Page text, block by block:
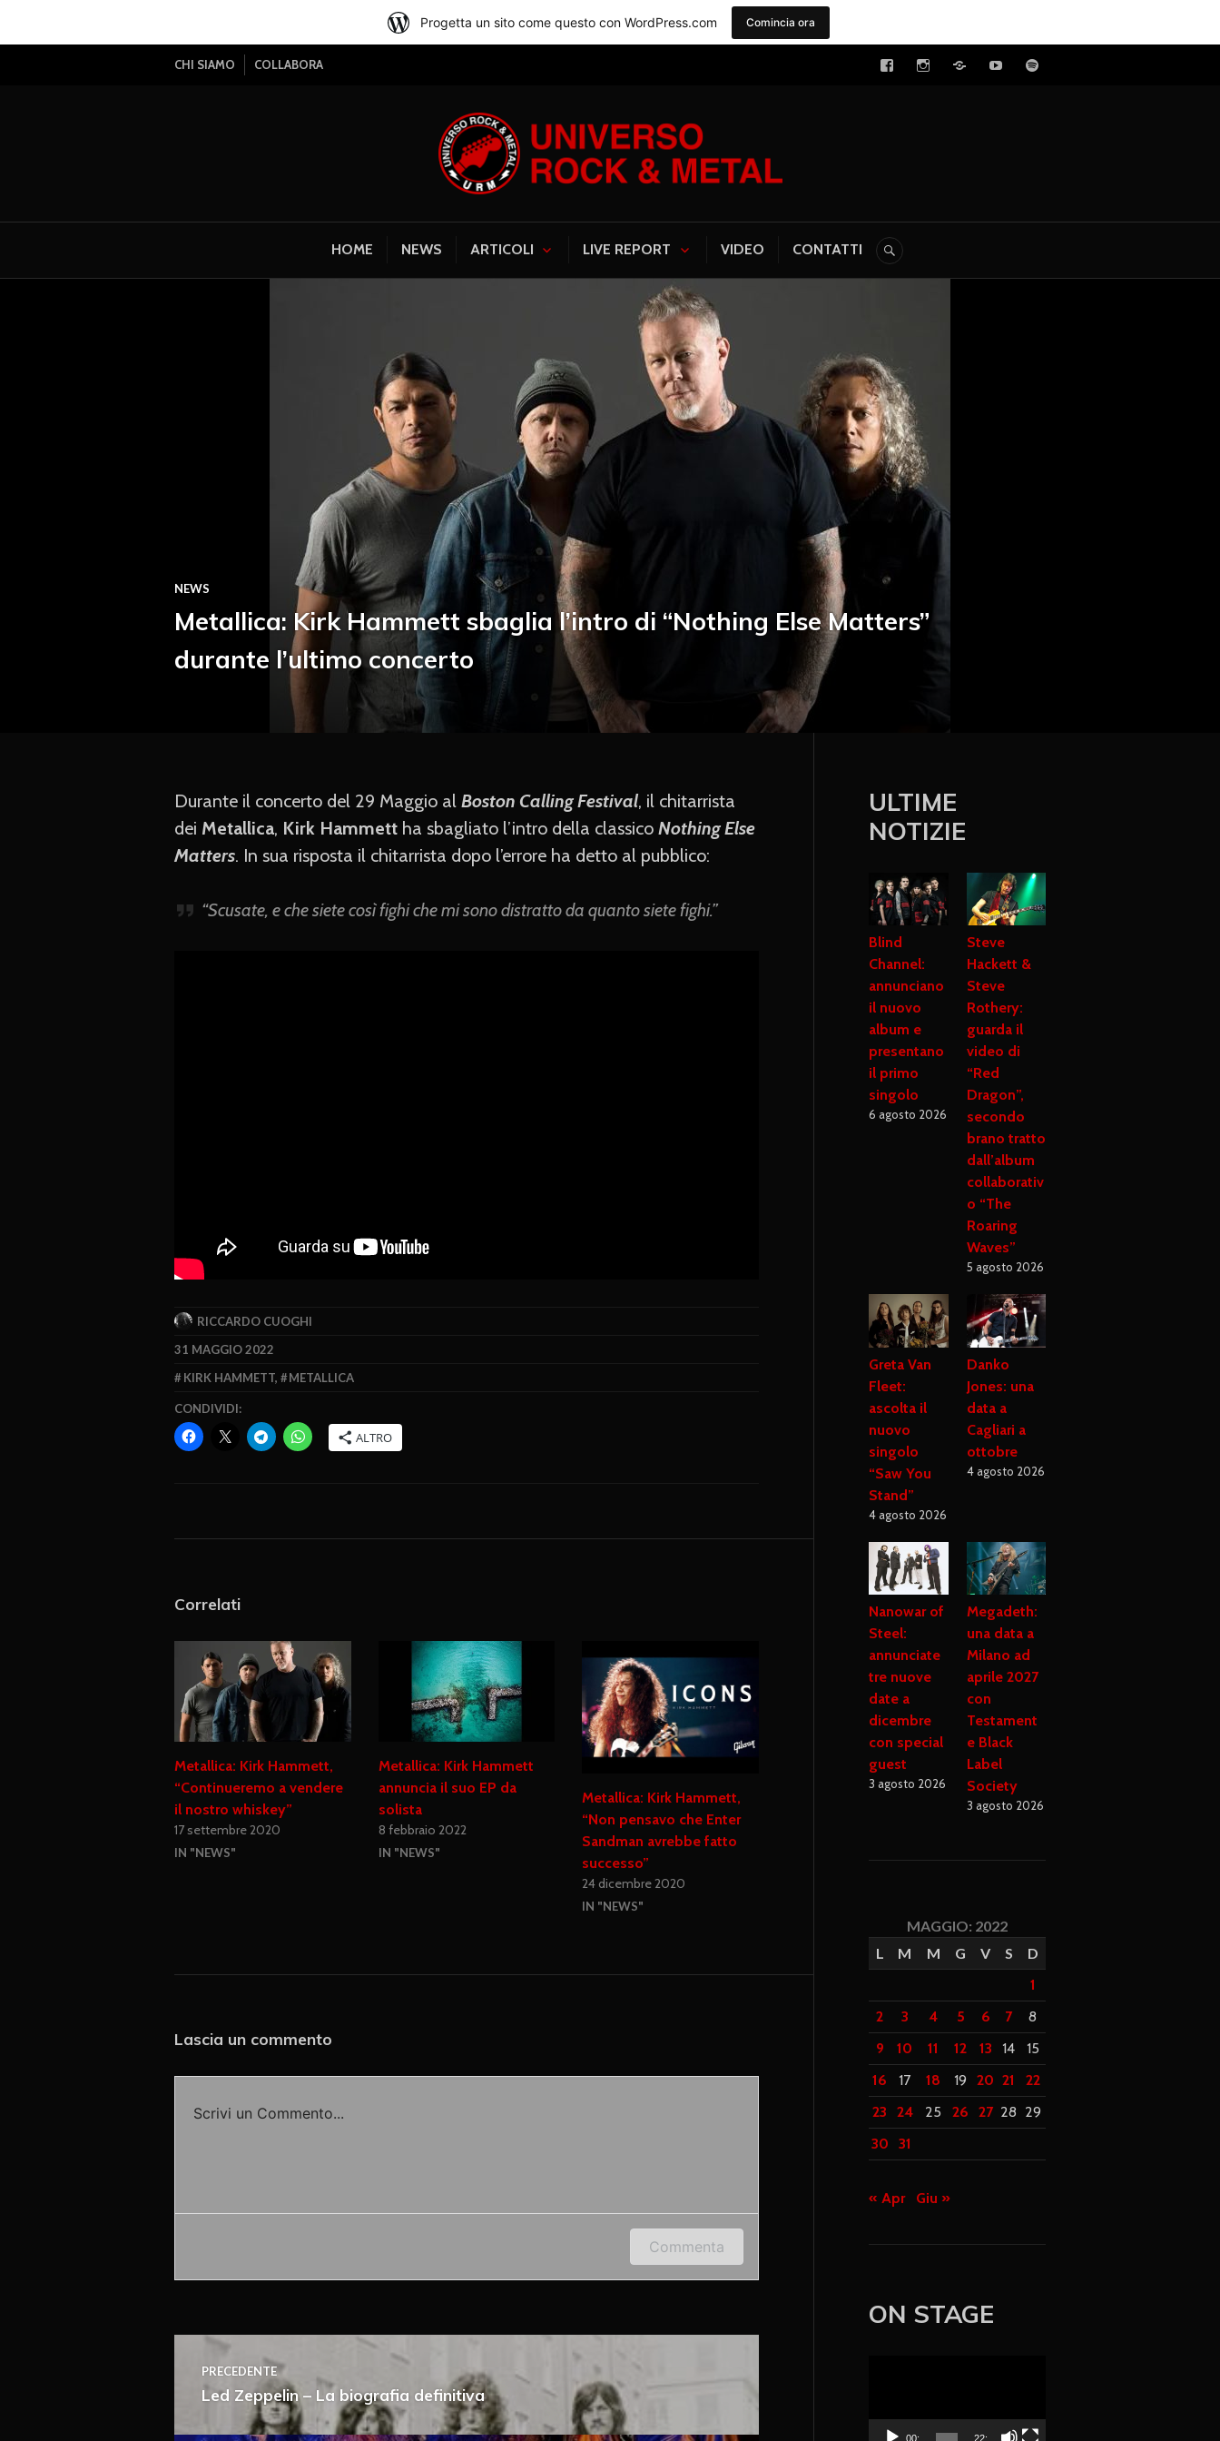
CHI SIAMO COLLABORA
Universo Rock & Metal
HOME NEWS ARTICOLI LIVE REPORT VIDEO CONTATTI
NEWS
Metallica: Kirk Hammett sbaglia l’intro di “Nothing Else Matters”
durante l’ultimo concerto
Durante il concerto del 29 Maggio al Boston Calling Festival, il chitarrista
dei Metallica, Kirk Hammett ha sbagliato l’intro della classico Nothing Else
Matters. In sua risposta il chitarrista dopo l’errore ha detto al pubblico:
“Scusate, e che siete così fighi che mi sono distratto da quanto siete fighi.”
RICCARDO CUOGHI
31 MAGGIO 2022
KIRK HAMMETT, METALLICA
CONDIVIDI:
ALTRO
Correlati
Metallica: Kirk Hammett,
“Continueremo a vendere
il nostro whiskey”
17 settembre 2020
IN "NEWS"
Metallica: Kirk Hammett
annuncia il suo EP da
solista
8 febbraio 2022
IN "NEWS"
Metallica: Kirk Hammett,
“Non pensavo che Enter
Sandman avrebbe fatto
successo”
24 dicembre 2020
IN "NEWS"
Lascia un commento
Scrivi un Commento...
Accedi o fornisci il tuo nome o indirizzo e-mail per lasciare un commento.
Commenta
PRECEDENTE
Led Zeppelin – La biografia definitiva
ULTIME
NOTIZIE
Blind
Channel:
annunciano
il nuovo
album e
presentano
il primo
singolo
6 agosto 2026
Steve
Hackett &
Steve
Rothery:
guarda il
video di
“Red
Dragon”,
secondo
brano tratto
dall’album
collaborativ
o “The
Roaring
Waves”
5 agosto 2026
Greta Van
Fleet:
ascolta il
nuovo
singolo
“Saw You
Stand”
4 agosto 2026
Danko
Jones: una
data a
Cagliari a
ottobre
4 agosto 2026
Nanowar of
Steel:
annunciate
tre nuove
date a
dicembre
con special
guest
3 agosto 2026
Megadeth:
una data a
Milano ad
aprile 2027
con
Testament
e Black
Label
Society
3 agosto 2026
MAGGIO: 2022
L
M M G V S
D
1
2
3 4 5 6 7
8
9
10 11 12 13 14
15
16
17 18 19 20 21
22
23
24 25 26 27 28 29
30
31
« Apr Giu »
ON STAGE
00:
22:
Progetta un sito come questo con WordPress.com Comincia ora